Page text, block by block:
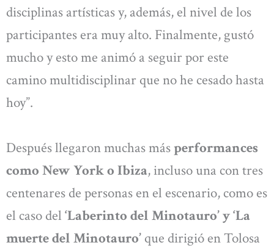
disciplinas artísticas y, además, el nivel de los
participantes era muy alto. Finalmente, gustó
mucho y esto me animó a seguir por este
camino multidisciplinar que no he cesado hasta
hoy”.
Después llegaron muchas másperformances
como New York o Ibiza, incluso una con tres
centenares de personas en el escenario, como es
el caso del ‘Laberinto del Minotauro’ y ‘La
muerte del Minotauro’ que dirigió en Tolosa